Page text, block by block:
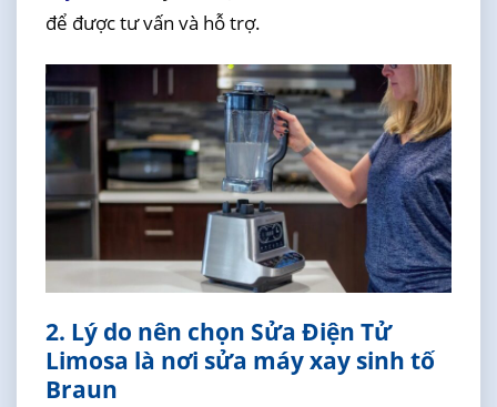
để được tư vấn và hỗ trợ.
2. Lý do nên chọn Sửa Điện Tử
Limosa là nơi sửa máy xay sinh tố
Braun